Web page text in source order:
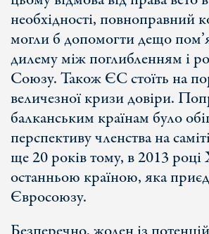
необхідності, повноправний
могли б допомогти дещо
дилему між поглибленням і
Союзу. Також ЄС стоїть на
величезної кризи довіри.
балканським країнам було
перспективу членства на
ще 20 років тому, в 2013 році
останньою країною, яка
Євросоюзу.